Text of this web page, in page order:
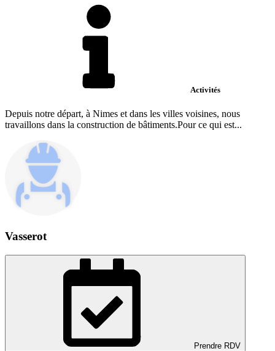
Activités
Depuis notre départ, à Nimes et dans les villes voisines, nous
travaillons dans la construction de bâtiments.Pour ce qui est...
Vasserot
Prendre RDV